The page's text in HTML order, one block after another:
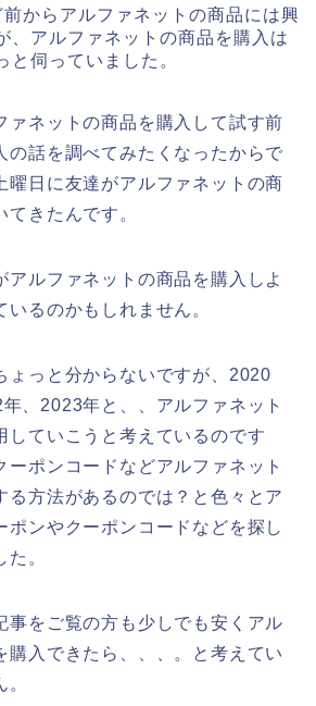
からアルファネットの商品には興
、アルファネットの商品を購入は
と伺っていました。
ァネットの商品を購入して試す前
の話を調べてみたくなったからで
曜日に友達がアルファネットの商
きたんです。
アルファネットの商品を購入しよ
いるのかもしれません。
ょっと分からないですが、2020
、2023年と、、アルファネット
していこうと考えているのです
ーポンコードなどアルファネット
る方法があるのでは？と色々とア
ポンやクーポンコードなどを探し
。
事をご覧の方も少しでも安くアル
購入できたら、、、。と考えてい